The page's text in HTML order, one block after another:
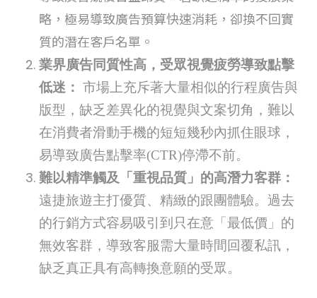
略，極易導致廣告預算快速消耗，卻換不回實
質的潛在客戶名單。
業界廣告同質性高，受眾視覺疲勞導致點擊
低迷： 市場上充斥著大量相似的行程廣告與
版型，缺乏差異化的視覺與文案切角，難以
在消費者滑動手機的短短幾秒內抓住眼球，
易導致廣告點擊率(CTR)停滯不前。
難以精準觸及「重視品質」的高潛力客群：
遠捷旅遊主打優質、精緻的跟團體驗。過去
的行銷方式容易吸引到只在意「最低價」的
無效客群，導致客服需大量時間回覆私訊，
缺乏真正具有高轉換意願的受眾。